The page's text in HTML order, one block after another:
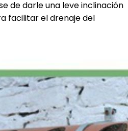
de darle una leve inclinación
facilitar el drenaje del